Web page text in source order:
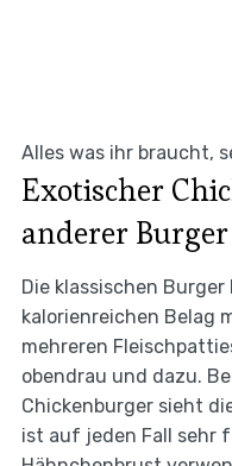
Alles was ihr braucht,
Exotischer
anderer Burger
Die klassischen
kalorienreichen Belag
mehreren
obendrau und dazu.
Chickenburger sieht
ist auf jeden Fall sehr